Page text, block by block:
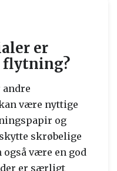
er
flytning?
andre
være nyttige
og
skrøbelige
også være en god
der er særligt